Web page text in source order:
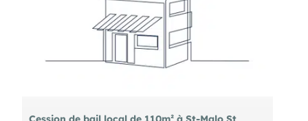
HT. En complément, il est possible de bénéficier de
trois places de stationnement privatives, un
véritable atout dans ce secteur recherché,
moyennant un loyer supplémentaire de 230 € HT
mensuel. Conditions, nous consulter.